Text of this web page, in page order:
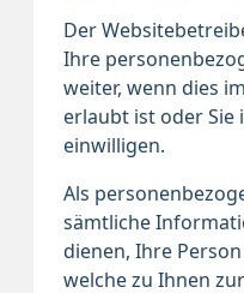
Der
Ihre
weiter, wenn dies
erlaubt ist oder Sie
einwilligen.
Als
sämtliche
dienen, Ihre
welche zu Ihnen